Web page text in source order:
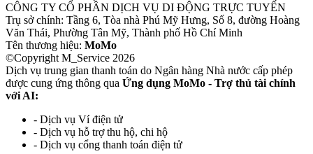
CÔNG TY CỔ PHẦN DỊCH VỤ DI ĐỘNG TRỰC TUYẾN
Trụ sở chính: Tầng 6, Tòa nhà Phú Mỹ Hưng, Số 8, đường Hoàng
Văn Thái, Phường Tân Mỹ, Thành phố Hồ Chí Minh
Tên thương hiệu: MoMo
©Copyright M_Service 2026
Dịch vụ trung gian thanh toán do Ngân hàng Nhà nước cấp phép
được cung ứng thông qua Ứng dụng MoMo - Trợ thủ tài chính
với AI:
- Dịch vụ Ví điện tử
- Dịch vụ hỗ trợ thu hộ, chi hộ
- Dịch vụ cổng thanh toán điện tử